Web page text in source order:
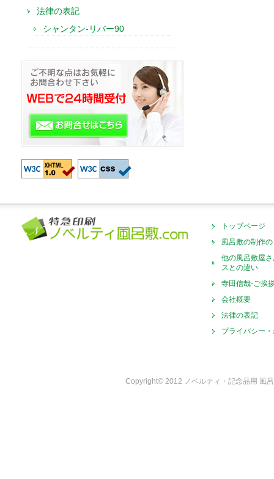
法律の表記
シャンタン-リバー90
トップページ
風呂敷の制作
他の風呂敷屋
スとの違い
寺田信哉-ご挨
会社概要
法律の表記
プライバシー
Copyright© 2012 ノベルティ・記念品用 風